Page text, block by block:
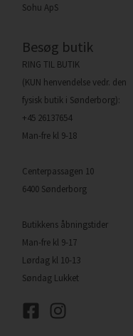
Sohu ApS
Besøg butik
RING TIL BUTIK
(KUN henvendelse vedr. den
fysisk butik i Sønderborg):
+45 26137654
Man-fre kl 9-18
Centerpassagen 10
6400 Sønderborg
Butikkens åbningstider
Man-fre kl 9-17
Lørdag kl 10-13
Søndag Lukket